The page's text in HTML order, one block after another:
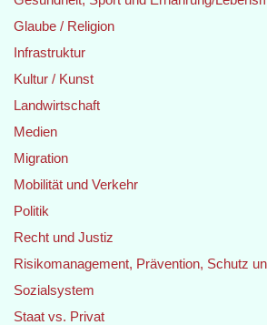
Glaube / Religion
Infrastruktur
Kultur / Kunst
Landwirtschaft
Medien
Migration
Mobilität und Verkehr
Politik
Recht und Justiz
Risikomanagement, Prävention, Schutz
Sozialsystem
Staat vs. Privat